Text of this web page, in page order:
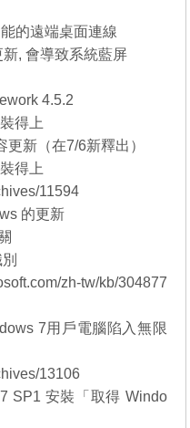
的遠端桌面連線
, 會導致系統藍屏
4.5.2
得上
新（在7/6新釋出）
得上
11594
的更新
zh-tw/kb/304877
7用戶電腦陷入無限
13106
SP1 安裝「取得 Windo